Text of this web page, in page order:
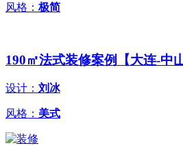
风格： 极简
190㎡法式装修案例【大连-中
设计： 刘冰
风格： 美式